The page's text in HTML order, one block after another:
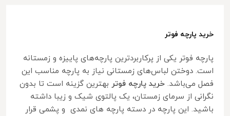
خرید پارچه فوتر
پارچه فوتر یکی از پرکاربردترین پارچه‌های پاییزه و زمستانه
است. دوختن لباس‌های زمستانی نیاز به پارچه مناسب این
فصل می‌باشد. خرید پارچه فوتر بهترین گزینه است تا بدون
نگرانی از سرمای زمستان، یک پالتوی شیک و زیبا داشته
باشید. این پارچه در دسته پارچه های نمدی و پشمی قرار